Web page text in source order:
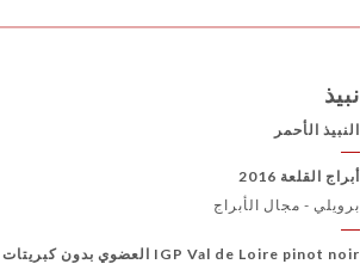
نبيذ
النبيذ الأحمر
أبراج القلعة 2016
برويلي - مجال الأبراج
IGP Val de Loire pinot noir العضوي بدون كبريتات 2017